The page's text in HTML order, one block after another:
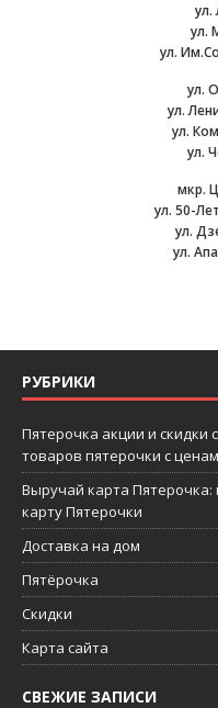
ул.
ул.
ул.
ул.
ул.
ул.
ул.
мкр.
ул. 50-
ул.
ул.
РУБРИКИ
Пятерочка акции и скидки
товаров пятерочки с
Выручай карта Пятерочка:
карту Пятерочки
Доставка на дом
Пятёрочка
Скидки
Карта сайта
СВЕЖИЕ ЗАПИСИ